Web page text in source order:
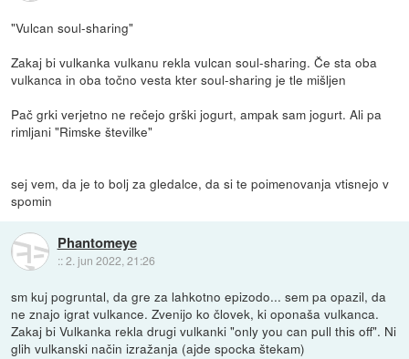
"Vulcan soul-sharing"
Zakaj bi vulkanka vulkanu rekla vulcan soul-sharing. Če sta oba
vulkanca in oba točno vesta kter soul-sharing je tle mišljen
Pač grki verjetno ne rečejo grški jogurt, ampak sam jogurt. Ali pa
rimljani "Rimske številke"
sej vem, da je to bolj za gledalce, da si te poimenovanja vtisnejo v
spomin
Phantomeye
::2. jun 2022, 21:26
sm kuj pogruntal, da gre za lahkotno epizodo... sem pa opazil, da
ne znajo igrat vulkance. Zvenijo ko človek, ki oponaša vulkanca.
Zakaj bi Vulkanka rekla drugi vulkanki "only you can pull this off". Ni
glih vulkanski način izražanja (ajde spocka štekam)